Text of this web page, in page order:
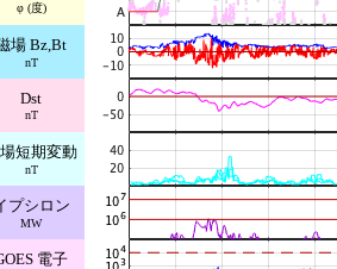
φ (度)
場 Bz,Bt
nT
Dst
nT
短期変動
nT
プシロン
MW
電子